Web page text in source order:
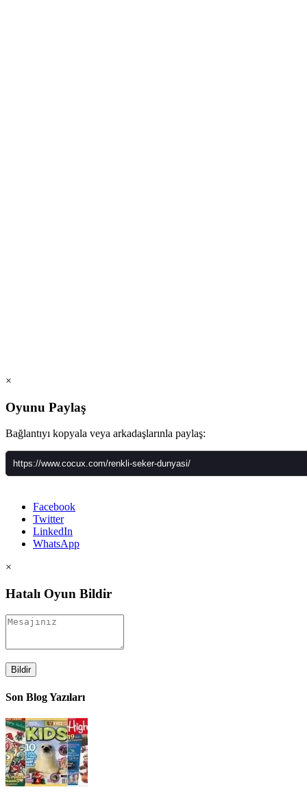
×
Oyunu Paylaş
Bağlantıyı kopyala veya arkadaşlarınla paylaş:
Facebook
Twitter
LinkedIn
WhatsApp
×
Hatalı Oyun Bildir
Bildir
Son Blog Yazıları